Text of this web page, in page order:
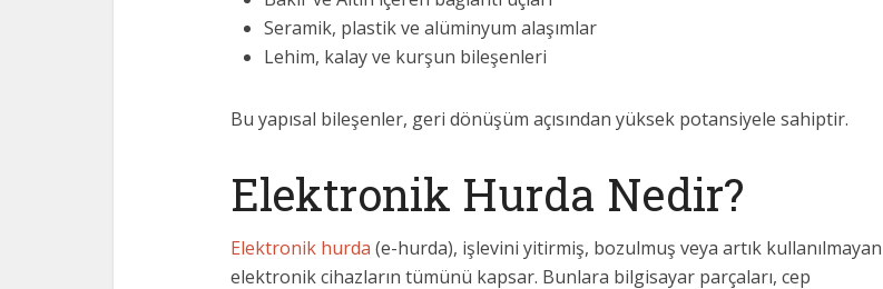
Seramik, plastik ve alüminyum alaşımlar
Lehim, kalay ve kurşun bileşenleri
Bu yapısal bileşenler, geri dönüşüm açısından yüksek potansiyele sahiptir.
Elektronik Hurda Nedir?
Elektronik hurda (e-hurda), işlevini yitirmiş, bozulmuş veya artık kullanılmayan
elektronik cihazların tümünü kapsar. Bunlara bilgisayar parçaları, cep